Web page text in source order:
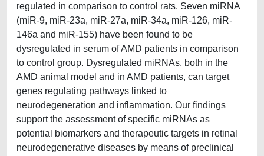
regulated in comparison to control rats. Seven miRNA
(miR-9, miR-23a, miR-27a, miR-34a, miR-126, miR-
146a and miR-155) have been found to be
dysregulated in serum of AMD patients in comparison
to control group. Dysregulated miRNAs, both in the
AMD animal model and in AMD patients, can target
genes regulating pathways linked to
neurodegeneration and inflammation. Our findings
support the assessment of specific miRNAs as
potential biomarkers and therapeutic targets in retinal
neurodegenerative diseases by means of preclinical